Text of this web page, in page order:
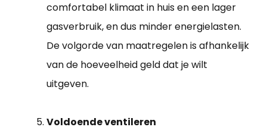
comfortabel klimaat in huis en een lager
gasverbruik, en dus minder energielasten.
De volgorde van maatregelen is afhankelijk
van de hoeveelheid geld dat je wilt
uitgeven.
Voldoende ventileren